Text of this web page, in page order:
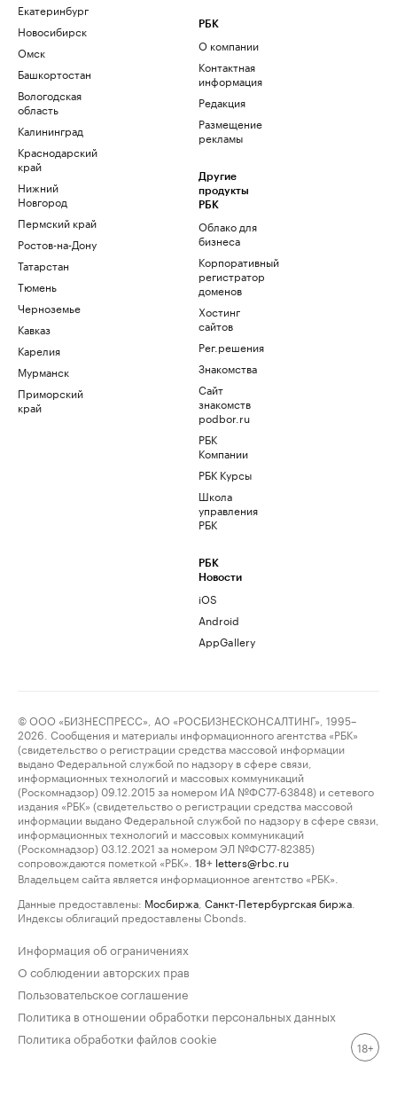
Екатеринбург
Новосибирск
Омск
Башкортостан
Вологодская
область
Калининград
Краснодарский
край
Нижний
Новгород
Пермский край
Ростов-на-Дону
Татарстан
Тюмень
Черноземье
Кавказ
Карелия
Мурманск
Приморский
край
РБК
О компании
Контактная
информация
Редакция
Размещение
рекламы
Другие
продукты
РБК
Облако для
бизнеса
Корпоративный
регистратор
доменов
Хостинг
сайтов
Рег.решения
Знакомства
Сайт
знакомств
podbor.ru
РБК
Компании
РБК Курсы
Школа
управления
РБК
РБК
Новости
iOS
Android
AppGallery
© ООО «БИЗНЕСПРЕСС», АО «РОСБИЗНЕСКОНСАЛТИНГ», 1995–
2026. Сообщения и материалы информационного агентства «РБК»
(свидетельство о регистрации средства массовой информации
выдано Федеральной службой по надзору в сфере связи,
информационных технологий и массовых коммуникаций
(Роскомнадзор) 09.12.2015 за номером ИА №ФС77-63848) и сетевого
издания «РБК» (свидетельство о регистрации средства массовой
информации выдано Федеральной службой по надзору в сфере связи,
информационных технологий и массовых коммуникаций
(Роскомнадзор) 03.12.2021 за номером ЭЛ №ФС77-82385)
сопровождаются пометкой «РБК».
18+ letters@rbc.ru
Владельцем сайта является информационное агентство «РБК».
Данные предоставлены: Мосбиржа Санкт-Петербургская биржа
Индексы облигаций предоставлены Cbonds.
Информация об ограничениях
О соблюдении авторских прав
Пользовательское соглашение
Политика в отношении обработки персональных данных
Политика обработки файлов cookie
18+